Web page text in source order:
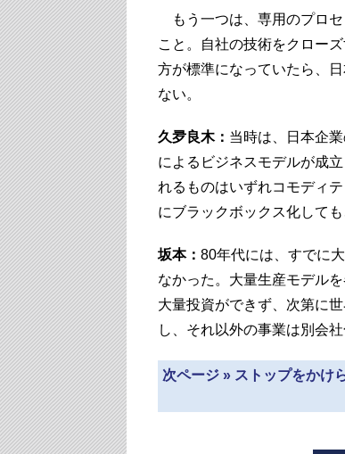
もう一つは、専用のプロセ
こと。自社の技術をクロー
方が標準になっていたら、
ない。
久夛良木： 当時は、日本企
によるビジネスモデルが成
れるものはいずれコモディ
にブラックボックス化して
坂本： 80年代には、すでに
なかった。大量生産モデル
大量投資ができず、次第に
し、それ以外の事業は別会
次ページ » ストップをかけ